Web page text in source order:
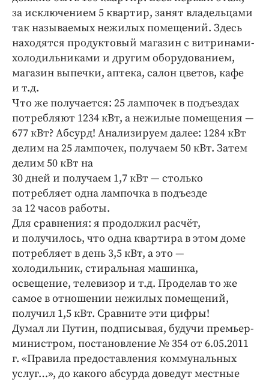
за исключением 5 квартир, занят владельцами
так называемых нежилых помещений. Здесь
находятся продуктовый магазин с витринами-
холодильниками и другим оборудованием,
магазин выпечки, аптека, салон цветов, кафе
и т.д.
Что же получается: 25 лампочек в подъездах
потребляют 1234 кВт, а нежилые помещения —
677 кВт? Абсурд! Анализируем далее: 1284 кВт
делим на 25 лампочек, получаем 50 кВт. Затем
делим 50 кВт на
30 дней и получаем 1,7 кВт — столько
потребляет одна лампочка в подъезде
за 12 часов работы.
Для сравнения: я продолжил расчёт,
и получилось, что одна квартира в этом доме
потребляет в день 3,5 кВт, а это —
холодильник, стиральная машинка,
освещение, телевизор и т.д. Проделав то же
самое в отношении нежилых помещений,
получил 1,5 кВт. Сравните эти цифры!
Думал ли Путин, подписывая, будучи премьер-
министром, постановление № 354 от 6.05.2011
г. «Правила предоставления коммунальных
услуг…», до какого абсурда доведут местные